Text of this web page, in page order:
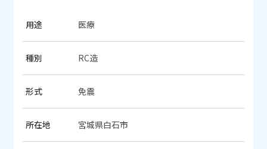
用途 医療
種別 RC造
形式 免震
所在地 宮城県白石市